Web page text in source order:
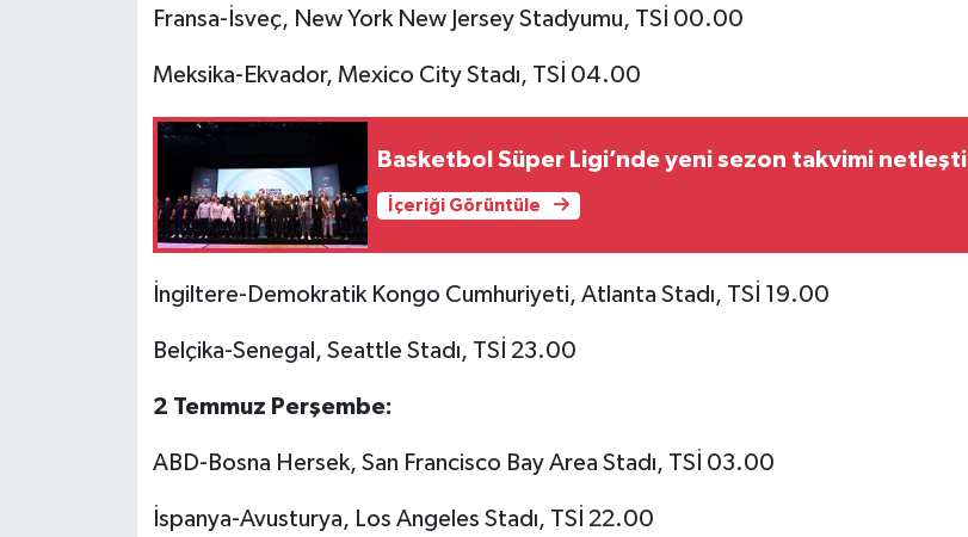
Fransa-İsveç, New York New Jersey Stadyumu, TSİ 00.00
Meksika-Ekvador, Mexico City Stadı, TSİ 04.00
Basketbol Süper Ligi’nde yeni sezon takvimi netleşti
İçeriği Görüntüle
İngiltere-Demokratik Kongo Cumhuriyeti, Atlanta Stadı, TSİ 19.00
Belçika-Senegal, Seattle Stadı, TSİ 23.00
2 Temmuz Perşembe:
ABD-Bosna Hersek, San Francisco Bay Area Stadı, TSİ 03.00
İspanya-Avusturya, Los Angeles Stadı, TSİ 22.00